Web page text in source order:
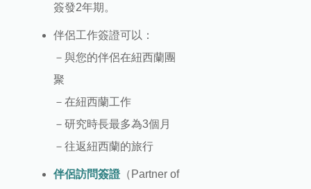
簽發2年期。
伴侶工作簽證可以：
－與您的伴侶在紐西蘭團
聚
－在紐西蘭工作
－研究時長最多為3個月
－往返紐西蘭的旅行
伴侶訪問簽證（Partner of